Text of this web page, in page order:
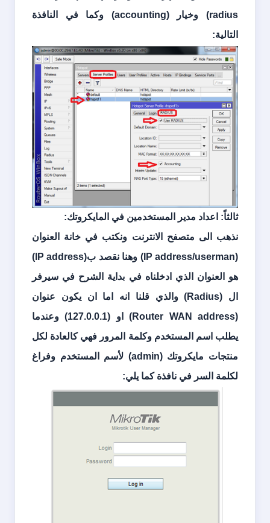
radius) وخيار (accounting) وكما في النافذة
التالية:
ثالثاً: اعداد مدير المستخدمين في المايكروتك:
نذهب الى متصفح الانترنت ونكتب في خانة العنوان
(
IP address/userman) وهنا نقصد ب(IP address
)
هو العنوان الذي ادخلناه في بداية الشرح في سيرفر
ال (Radius) والذي قلنا انه اما ان يكون عنوان
(
Router WAN address) او (127.0.0.1) وعندما
يطلب اسم المستخدم وكلمة المرور فهي كالعادة لكل
منتجات مايكروتك (admin) لأسم المستخدم وفراغ
لكلمة السر في نافذة كما يلي: